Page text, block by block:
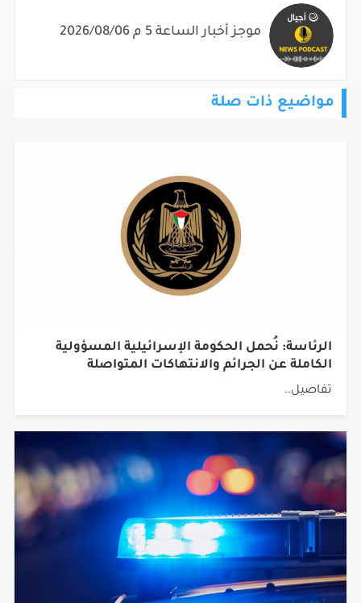
موجز أخبار الساعة 5 م 2026/08/06
مواضيع ذات صلة
الرئاسة: نُحمل الحكومة الإسرائيلية المسؤولية
الكاملة عن الجرائم والانتهاكات المتواصلة
تفاصيل..